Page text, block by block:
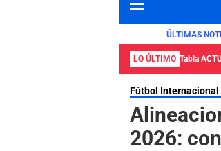
ÚLTIMAS
LO ÚLTIMO Tabla
Fútbol Internacional
2026: